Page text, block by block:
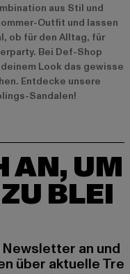
aus Stil und
Outfit und lassen
ob für den Alltag, für
Bei Def-Shop
Look das gewisse
Entdecke unsere
Sandalen!
AN, UM
BLEI
an und
über aktuelle Tre